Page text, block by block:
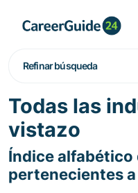
Refinar búsqueda
Todas las
vistazo
Índice alfabético
pertenecientes